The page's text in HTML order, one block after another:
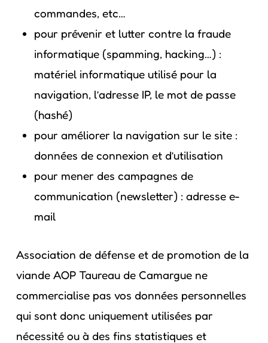
commandes, etc…
pour prévenir et lutter contre la fraude
informatique (spamming, hacking…) :
matériel informatique utilisé pour la
navigation, l’adresse IP, le mot de passe
(hashé)
pour améliorer la navigation sur le site :
données de connexion et d’utilisation
pour mener des campagnes de
communication (newsletter) : adresse e-
mail
Association de défense et de promotion de la
viande AOP Taureau de Camargue ne
commercialise pas vos données personnelles
qui sont donc uniquement utilisées par
nécessité ou à des fins statistiques et